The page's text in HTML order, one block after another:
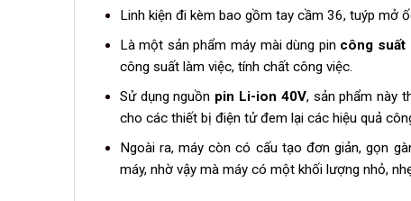
Linh kiện đi kèm bao gồm tay cầm 36, tuýp mở
Là một sản phẩm máy mài dùng pincông suất
công suất làm việc, tính chất công việc.
Sử dụng nguồn pin Li-ion 40V, sản phẩm này
cho các thiết bị điện tử đem lại các hiệu quả
Ngoài ra, máy còn có cấu tạo đơn giản, gọn
máy, nhờ vậy mà máy có một khối lượng nhỏ,